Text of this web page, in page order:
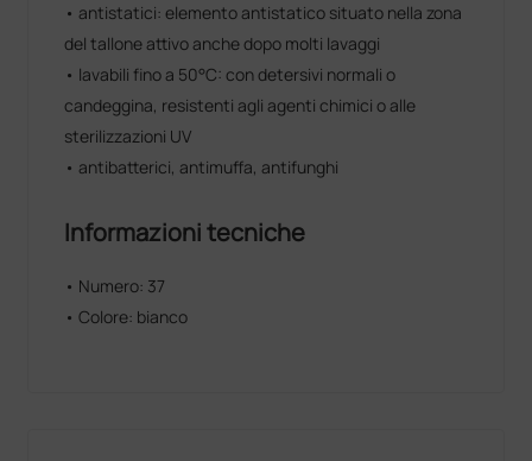
• antistatici: elemento antistatico situato nella zona
del tallone attivo anche dopo molti lavaggi
• lavabili fino a 50°C: con detersivi normali o
candeggina, resistenti agli agenti chimici o alle
sterilizzazioni UV
• antibatterici, antimuffa, antifunghi
Informazioni tecniche
• Numero: 37
• Colore: bianco